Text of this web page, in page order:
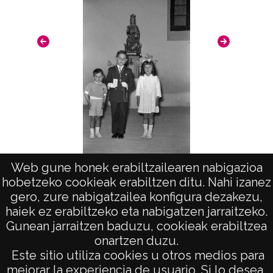
Web gune honek erabiltzailearen nabigazioa
hobetzeko cookieak erabiltzen ditu. Nahi izanez
gero, zure nabigatzailea konfigura dezakezu,
haiek ez erabiltzeko eta nabigatzen jarraitzeko.
Gunean jarraitzen baduzu, cookieak erabiltzea
onartzen duzu.
Este sitio utiliza cookies u otros medios para
mejorar la experiencia de usuario. Si lo desea,
19600101
19691231
1960 a 1969
Lugar
Alegría / Dulantzi
Notas
ATHA-VIC-NP-A02-H28-F04-N4;
Estas fotografías fueron donadas a la
Diputación Foral de Álava el 3 de mazo de
Retratos de primera comunión de un niño
en Alegría
AVISO LEGAL
POLÍTICA DE PRIVACIDAD